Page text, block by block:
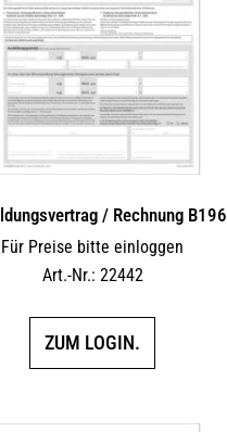
/ Rechnung B196
Für Preise bitte einloggen
Art.-Nr.: 22442
ZUM LOGIN.